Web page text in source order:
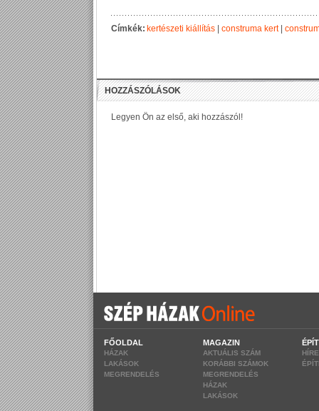
Címkék: kertészeti kiállítás construma kert|
FŐOLDAL
HÁZAK
LAKÁSOK
MEGRENDELÉS
MAGAZIN
AKTUÁLIS SZÁM
KORÁBBI SZÁMOK
MEGRENDELÉS
HÁZAK
LAKÁSOK